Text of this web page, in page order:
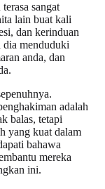
sangat
lain buat kali
dan kerinduan
dia menduduki
anda, dan
adalah
balas, tetapi
yang kuat dalam
bahawa
mereka
ini.